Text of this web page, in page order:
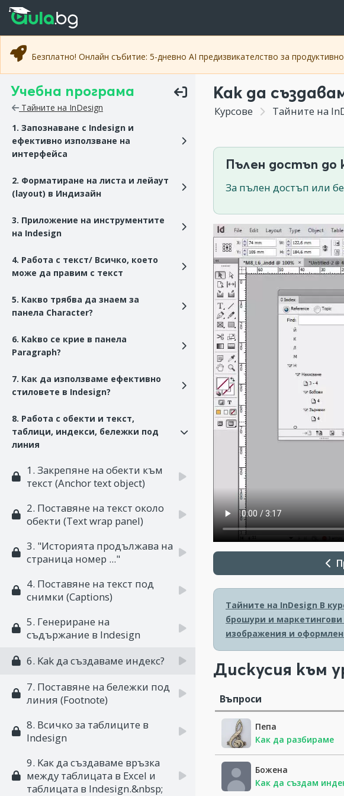
Прескочи към основното съдържание
Прескочи към навигацията
Безплатно! Онлайн събитие: 5-дневно AI предизвикателство за
Учебна програма
Тайните на InDesign
1. Запознаване с Indesign и
ефективно използване на
интерфейса
2. Форматиране на листа и лейаут
(layout) в Индизайн
3. Приложение на инструментите
на Indesign
4. Работа с текст/ Всичко, което
може да правим с текст
5. Какво трябва да знаем за
панела Character?
6. Kakво се крие в панела
Paragraph?
7. Как да използваме ефективно
стиловете в Indesign?
8. Работа с обекти и текст,
таблици, индекси, бележки под
линия
1. Закрепяне на обекти към
текст (Anchor text object)
2. Поставяне на текст около
обекти (Text wrap panel)
3. "Историята продължава на
страница номер ..."
4. Поставяне на текст под
снимки (Captions)
5. Генериране на
съдържание в Indesign
6. Kak да създаваме индекс?
7. Поставяне на бележки под
линия (Footnote)
8. Всичко за таблиците в
Indesign
9. Kaк да създаваме връзка
между таблицата в Excel и
таблицата в Indesign.&nbsp;
Kak да
Курсове Тайните на
Пълен достъп до
За пълен достъп или
Тайните на InDesign В
брошури и
изображения и
Дискусия към
Въпроси
Пепа
Как да разбираме
Божена
Как да създам